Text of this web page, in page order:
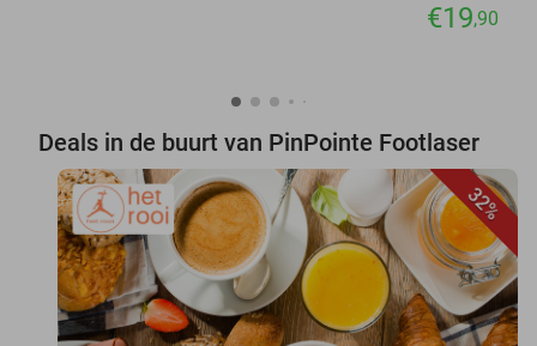
€19,90
Deals in de buurt van PinPointe Footlaser
32%